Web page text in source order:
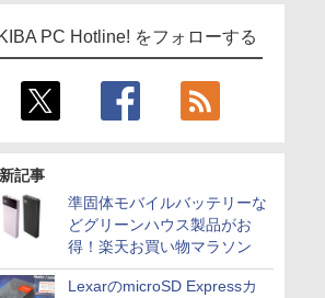
PC Hotline! をフォローする
記事
準固体モバイルバッテリーな
どグリーンハウス製品がお
得！楽天お買い物マラソン
LexarのmicroSD Expressカ